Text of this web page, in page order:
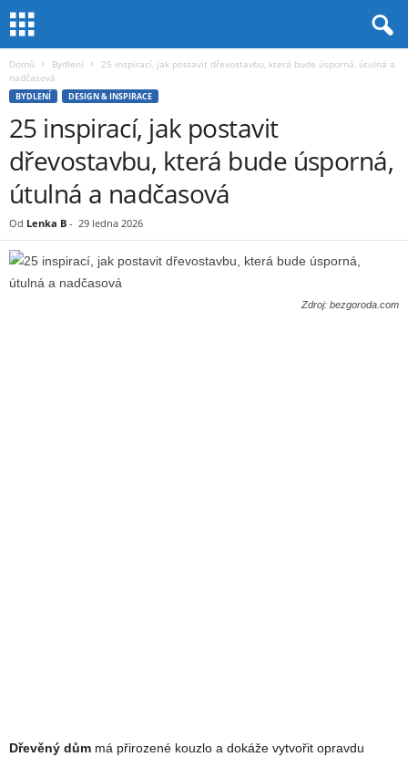
Domů Bydlení
25 inspirací, jak postavit dřevostavbu, která bude úsporná, útulná a
nadčasová
BYDLENÍ DESIGN & INSPIRACE
25 inspirací, jak postavit
dřevostavbu, která bude úsporná,
útulná a nadčasová
Od Lenka B - 29 ledna 2026
Zdroj: bezgoroda.com
Dřevěný dům má přirozené kouzlo a dokáže vytvořit opravdu